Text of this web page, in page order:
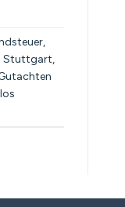
,
Stuttgart,